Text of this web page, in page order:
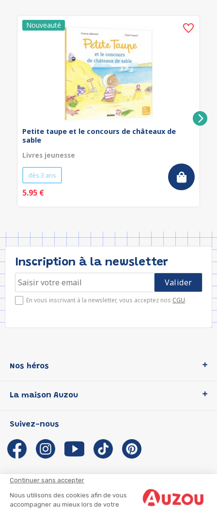
Continuer sans accepter
Nous utilisons des cookies afin de vous
accompagner au mieux lors de votre
Petite taupe et le concours de châteaux de
sable
Livres jeunesse
dès 3 ans
5.95 €
Inscription à la newsletter
En vous inscrivant à la newsletter, vous acceptez nos CGU.
Nos héros
P'tit Loup
Les Influenceuses
Migali
Petite Taupe
La maison Auzou
Notre histoire
Auzou s'engage
Auteurs et illustrateurs Auzou
Suivre mon colis
Suivez-nous
CGU